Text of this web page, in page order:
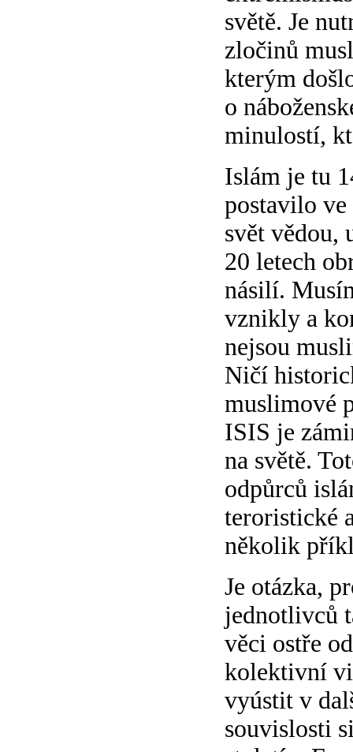
světě. Je
zločinů
kterým
o
minulostí,
Islám je tu
postavilo
svět vědou,
20 letech
násilí.
vznikly a
nejsou
Ničí
muslimové
ISIS je
na světě.
odpůrců
teroristické
několik
Je otázka,
jednotlivců
věci ostře
kolektivní
vyústit v
souvislosti